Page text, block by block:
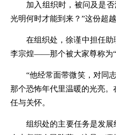
加入组织时，被问及是
光明何时才能到来？”这份超
在组织处，徐谨中担任
李宗煌——那个被大家尊称为“
“他经常面带微笑，对同
那个恐怖年代里温暖的光亮
任与关怀。
组织处的主要任务是发